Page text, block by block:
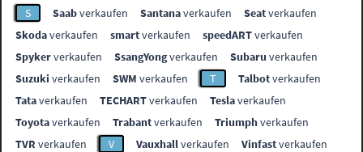
S
Saabverkaufen Santanaverkaufen Seatverkaufen
Skodaverkaufen smartverkaufen speedARTverkaufen
Spykerverkaufen SsangYongverkaufen Subaru verkaufen
Suzuki verkaufen SWM verkaufen T Talbotverkaufen
Tataverkaufen TECHARTverkaufen Teslaverkaufen
Toyotaverkaufen Trabantverkaufen Triumphverkaufen
TVR verkaufen V Vauxhallverkaufen Vinfastverkaufen